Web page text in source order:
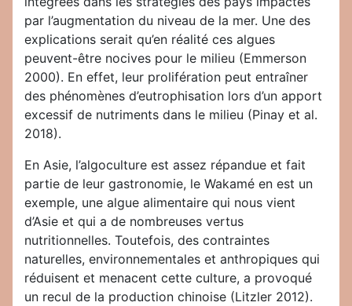
par l’augmentation du niveau de la mer. Une des
explications serait qu’en réalité ces algues
peuvent-être nocives pour le milieu (Emmerson
2000). En effet, leur prolifération peut entraîner
des phénomènes d’eutrophisation lors d’un apport
excessif de nutriments dans le milieu (Pinay et al.
2018).
En Asie, l’algoculture est assez répandue et fait
partie de leur gastronomie, le Wakamé en est un
exemple, une algue alimentaire qui nous vient
d’Asie et qui a de nombreuses vertus
nutritionnelles. Toutefois, des contraintes
naturelles, environnementales et anthropiques qui
réduisent et menacent cette culture, a provoqué
un recul de la production chinoise (Litzler 2012).